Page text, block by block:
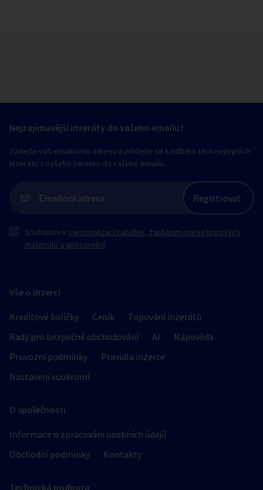
Vše o inzerci
Kreditové balíčky Ceník
Topování inzerátů
Rady pro bezpečné obchodování
AI
Nápověda
Provozní podmínky
Pravidla inzerce
Nastavení soukromí
O společnosti
Informace o zpracování osobních údajů
Obchodní podmínky
Kontakty
Technická podpora
Nejzajímavější inzeráty do vašeho emailu?
Zadejte vaši emailovou adresu a přidejte se k odběru těch nejlepších
inzerátu z našeho serveru do vašeho emailu.
Souhlasím s personalizací nabídek, zasíláním marketingových
materiálů a upozornění.